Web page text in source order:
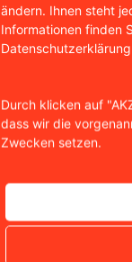
ändern. Ihnen steht
Informationen finden
Durch klicken auf
dass wir die
Zwecken setzen.